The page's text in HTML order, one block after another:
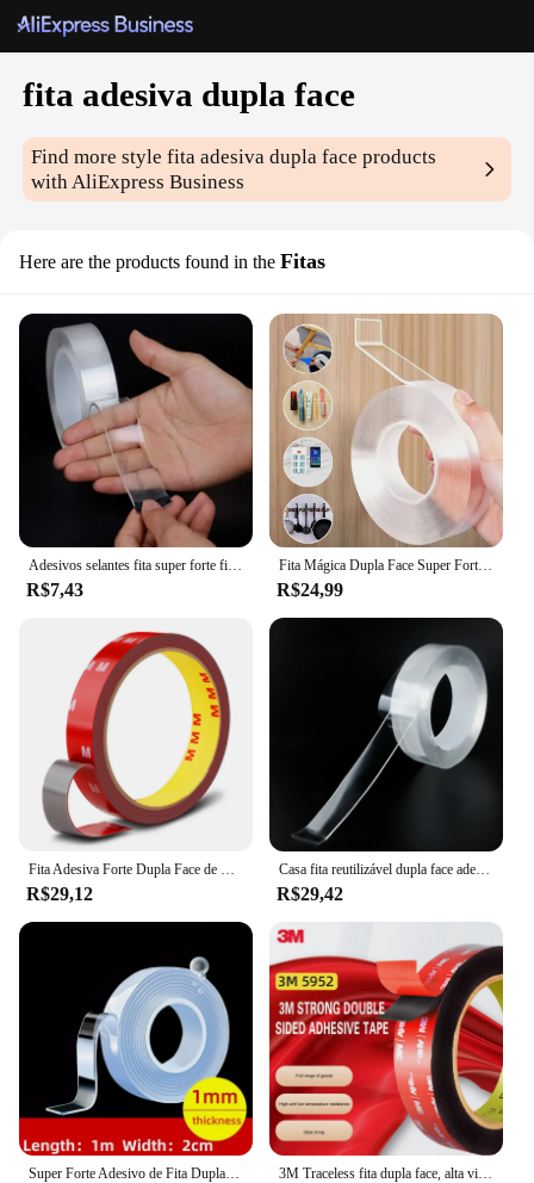
fita adesiva dupla face
Find more stylefita adesiva dupla face products
with AliExpress Business
Here are the products found in the Fitas
Adesivos selantes fita super forte fita dupla face reutilizável duas faces limpável nano acrílico adesivo gadget cola cozinha
R$7,43
Fita Mágica Dupla Face Super Forte Lavável Gel Auto Colante
R$24,99
Fita Adesiva Forte Dupla Face de Espuma Longa, Etiqueta Especial do Carro, Decoração Interior, Fixação Traceless, Fita Dupla Face, 3 m
R$29,12
Casa fita reutilizável dupla face adesivo para rosto transparente super forte traceless nano cola gadget cinta doble cara
R$29,42
Super Forte Adesivo de Fita Dupla Face Heavy Duty para Cozinha Banheiro Impermeável Adesivo de Parede Reutilizável Nano Tapes Dupla Face 3M Traceless fita dupla face, alta viscosidade, resistente à alta temperatura, adesivo de fixação, carro, interior, duas caras, 5604, VHB